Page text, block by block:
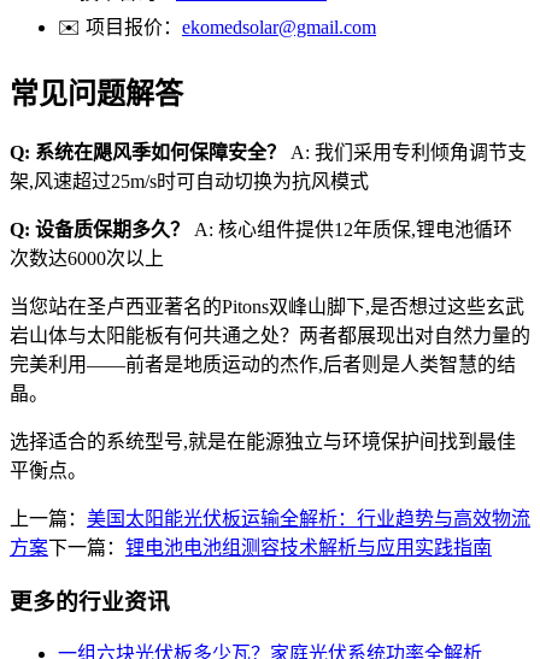
✉️ 项目报价： ekomedsolar@gmail.com
常见问题解答
Q: 系统在飓风季如何保障安全？
A: 我们采用专利倾角调节支
架,风速超过25m/s时可自动切换为抗风模式
Q: 设备质保期多久？
A: 核心组件提供12年质保,锂电池循环
次数达6000次以上
当您站在圣卢西亚著名的Pitons双峰山脚下,是否想过这些玄武
岩山体与太阳能板有何共通之处？两者都展现出对自然力量的
完美利用——前者是地质运动的杰作,后者则是人类智慧的结
晶。
选择适合的系统型号,就是在能源独立与环境保护间找到最佳
平衡点。
上一篇： 美国太阳能光伏板运输全解析：行业趋势与高效物流
方案下一篇： 锂电池电池组测容技术解析与应用实践指南
更多的行业资讯
一组六块光伏板多少瓦？家庭光伏系统功率全解析